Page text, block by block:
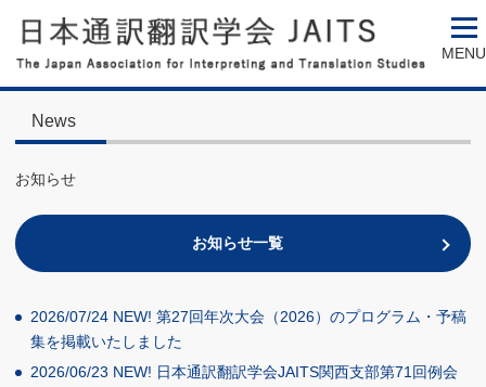
MENU
News
お知らせ
お知らせ一覧
2026/07/24 NEW! 第27回年次大会（2026）のプログラム・予稿
集を掲載いたしました
2026/06/23 NEW! 日本通訳翻訳学会JAITS関西支部第71回例会